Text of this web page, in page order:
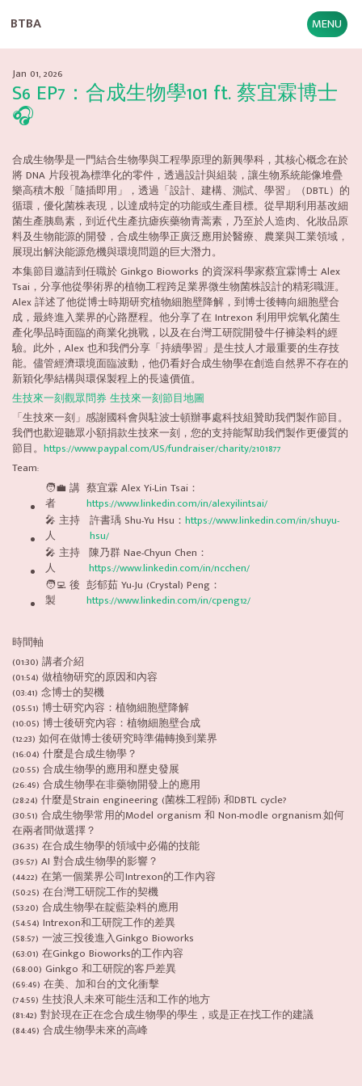
BTBA MENU
Jan 01, 2026
S6 EP7：合成生物學101 ft. 蔡宜霖博士
🎧
合成生物學是一門結合生物學與工程學原理的新興學科，其核心概念在於
將 DNA 片段視為標準化的零件，透過設計與組裝，讓生物系統能像堆疊
樂高積木般「隨插即用」，透過「設計、建構、測試、學習」（DBTL）的
循環，優化菌株表現，以達成特定的功能或生產目標。從早期利用基改細
菌生產胰島素，到近代生產抗瘧疾藥物青蒿素，乃至於人造肉、化妝品原
料及生物能源的開發，合成生物學正廣泛應用於醫療、農業與工業領域，
展現出解決能源危機與環境問題的巨大潛力。
本集節目邀請到任職於 Ginkgo Bioworks 的資深科學家蔡宜霖博士 Alex
Tsai，分享他從學術界的植物工程跨足業界微生物菌株設計的精彩職涯。
Alex 詳述了他從博士時期研究植物細胞壁降解，到博士後轉向細胞壁合
成，最終進入業界的心路歷程。他分享了在 Intrexon 利用甲烷氧化菌生
產化學品時面臨的商業化挑戰，以及在台灣工研院開發牛仔褲染料的經
驗。此外，Alex 也和我們分享「持續學習」是生技人才最重要的生存技
能。儘管經濟環境面臨波動，他仍看好合成生物學在創造自然界不存在的
新穎化學結構與環保製程上的長遠價值。
生技來一刻觀眾問券生技來一刻節目地圖
「生技來一刻」感謝國科會與駐波士頓辦事處科技組贊助我們製作節目。
我們也歡迎聽眾小額捐款生技來一刻，您的支持能幫助我們製作更優質的
節目。 https://www.paypal.com/US/fundraiser/charity/2101877
Team:
🧑‍💼 講
者
蔡宜霖 Alex Yi-Lin Tsai：
https://www.linkedin.com/in/alexyilintsai/
🎤 主持
人
許書瑀 Shu-Yu Hsu： https://www.linkedin.com/in/shuyu-
hsu/
🎤 主持
人
陳乃群 Nae-Chyun Chen：
https://www.linkedin.com/in/ncchen/
🧑‍💻 後
製
彭郁茹 Yu-Ju (Crystal) Peng：
https://www.linkedin.com/in/cpeng12/
時間軸
(01:30) 講者介紹
(01:54) 做植物研究的原因和內容
(03:41) 念博士的契機
(05:51) 博士研究內容：植物細胞壁降解
(10:05) 博士後研究內容：植物細胞壁合成
(12:23) 如何在做博士後研究時準備轉換到業界
(16:04) 什麼是合成生物學？
(20:55) 合成生物學的應用和歷史發展
(26:49) 合成生物學在非藥物開發上的應用
(28:24) 什麼是Strain engineering (菌株工程師) 和DBTL cycle?
(30:51) 合成生物學常用的Model organism 和 Non-modle orgnanism.如何
在兩者間做選擇？
(36:35) 在合成生物學的領域中必備的技能
(39:57) AI 對合成生物學的影響？
(44:22) 在第一個業界公司Intrexon的工作內容
(50:25) 在台灣工研院工作的契機
(53:20) 合成生物學在靛藍染料的應用
(54:54) Intrexon和工研院工作的差異
(58:57) 一波三投後進入Ginkgo Bioworks
(63:01) 在Ginkgo Bioworks的工作內容
(68:00) Ginkgo 和工研院的客戶差異
(69:49) 在美、加和台的文化衝擊
(74:59) 生技浪人未來可能生活和工作的地方
(81:42) 對於現在正在念合成生物學的學生，或是正在找工作的建議
(84:49) 合成生物學未來的高峰